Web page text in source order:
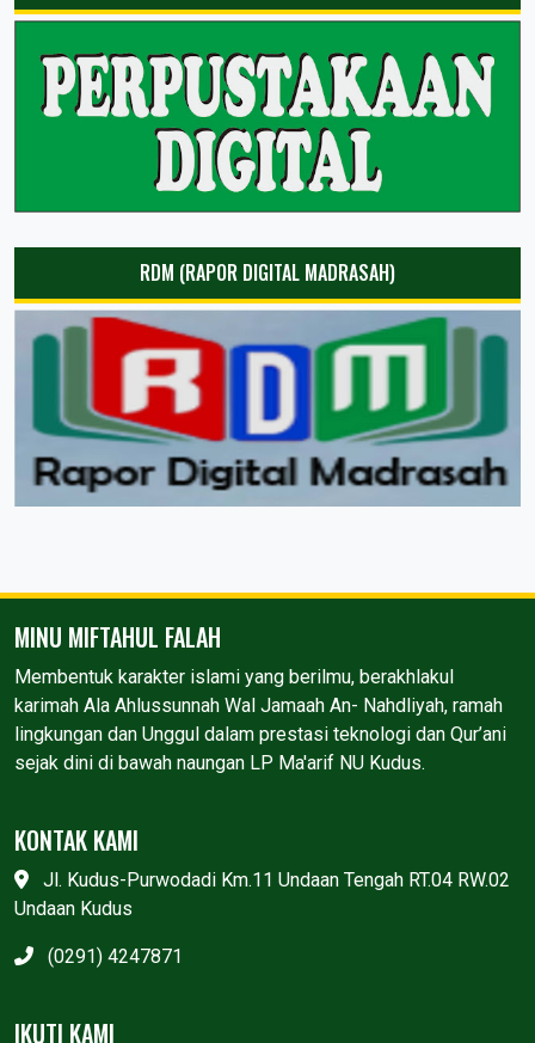
RDM (RAPOR DIGITAL MADRASAH)
MINU MIFTAHUL FALAH
Membentuk karakter islami yang berilmu, berakhlakul
karimah Ala Ahlussunnah Wal Jamaah An- Nahdliyah, ramah
lingkungan dan Unggul dalam prestasi teknologi dan Qur’ani
sejak dini di bawah naungan LP Ma'arif NU Kudus.
KONTAK KAMI
Jl. Kudus-Purwodadi Km.11 Undaan Tengah RT.04 RW.02
Undaan Kudus
(0291) 4247871
IKUTI KAMI